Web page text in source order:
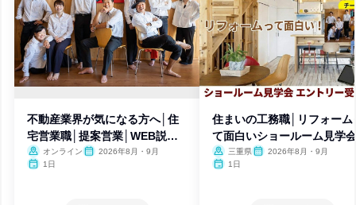
不動産業界が気になる方へ│住
宅営業職│提案営業│WEB説明
会
オンライン
2026年8月・9月
1日
住まいの工務職│リフォーム
て面白いショールーム見学
三重三重県
2026年8月・9月
1日